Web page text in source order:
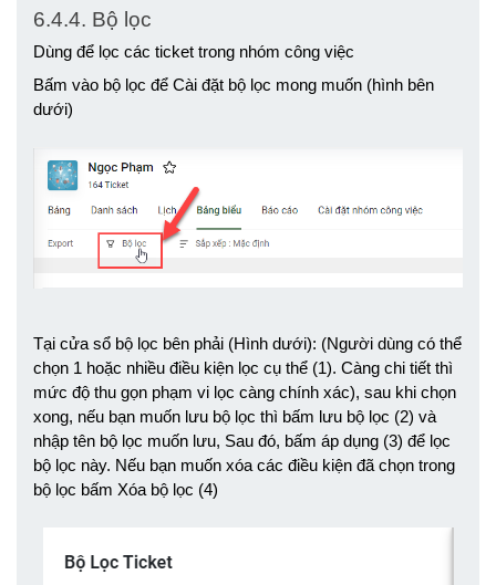
6.4.4. Bộ lọc
Dùng để lọc các ticket trong nhóm công việc
Bấm vào bộ lọc để Cài đặt bộ lọc mong muốn (hình bên
dưới)
Tại cửa sổ bộ lọc bên phải (Hình dưới): (Người dùng có thể
chọn 1 hoặc nhiều điều kiện lọc cụ thể (1). Càng chi tiết thì
mức độ thu gọn phạm vi lọc càng chính xác), sau khi chọn
xong, nếu bạn muốn lưu bộ lọc thì bấm lưu bộ lọc (2) và
nhập tên bộ lọc muốn lưu, Sau đó, bấm áp dụng (3) để lọc
bộ lọc này. Nếu bạn muốn xóa các điều kiện đã chọn trong
bộ lọc bấm Xóa bộ lọc (4)